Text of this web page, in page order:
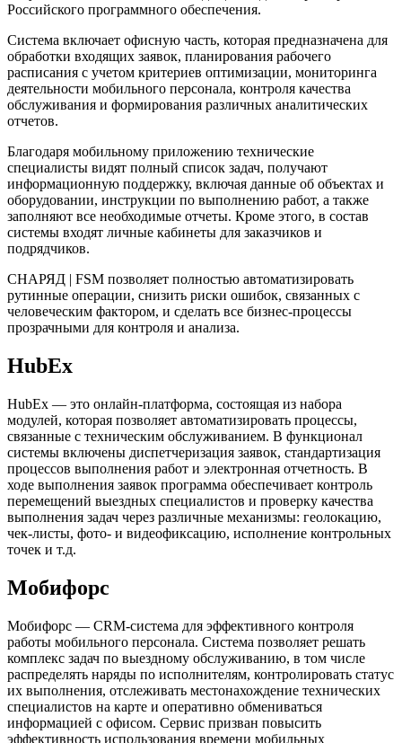
Российского программного обеспечения.
Система включает офисную часть, которая предназначена для
обработки входящих заявок, планирования рабочего
расписания с учетом критериев оптимизации, мониторинга
деятельности мобильного персонала, контроля качества
обслуживания и формирования различных аналитических
отчетов.
Благодаря мобильному приложению технические
специалисты видят полный список задач, получают
информационную поддержку, включая данные об объектах и
оборудовании, инструкции по выполнению работ, а также
заполняют все необходимые отчеты. Кроме этого, в состав
системы входят личные кабинеты для заказчиков и
подрядчиков.
СНАРЯД | FSM позволяет полностью автоматизировать
рутинные операции, снизить риски ошибок, связанных с
человеческим фактором, и сделать все бизнес-процессы
прозрачными для контроля и анализа.
HubEx
HubEx — это онлайн-платформа, состоящая из набора
модулей, которая позволяет автоматизировать процессы,
связанные с техническим обслуживанием. В функционал
системы включены диспетчеризация заявок, стандартизация
процессов выполнения работ и электронная отчетность. В
ходе выполнения заявок программа обеспечивает контроль
перемещений выездных специалистов и проверку качества
выполнения задач через различные механизмы: геолокацию,
чек-листы, фото- и видеофиксацию, исполнение контрольных
точек и т.д.
Мобифорс
Мобифорс — CRM-система для эффективного контроля
работы мобильного персонала. Система позволяет решать
комплекс задач по выездному обслуживанию, в том числе
распределять наряды по исполнителям, контролировать статус
их выполнения, отслеживать местонахождение технических
специалистов на карте и оперативно обмениваться
информацией с офисом. Сервис призван повысить
эффективность использования времени мобильных